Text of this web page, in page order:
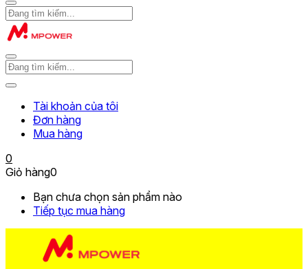
Tài khoản của tôi
Đơn hàng
Mua hàng
0
Giỏ hàng0
Bạn chưa chọn sản phẩm nào
Tiếp tục mua hàng